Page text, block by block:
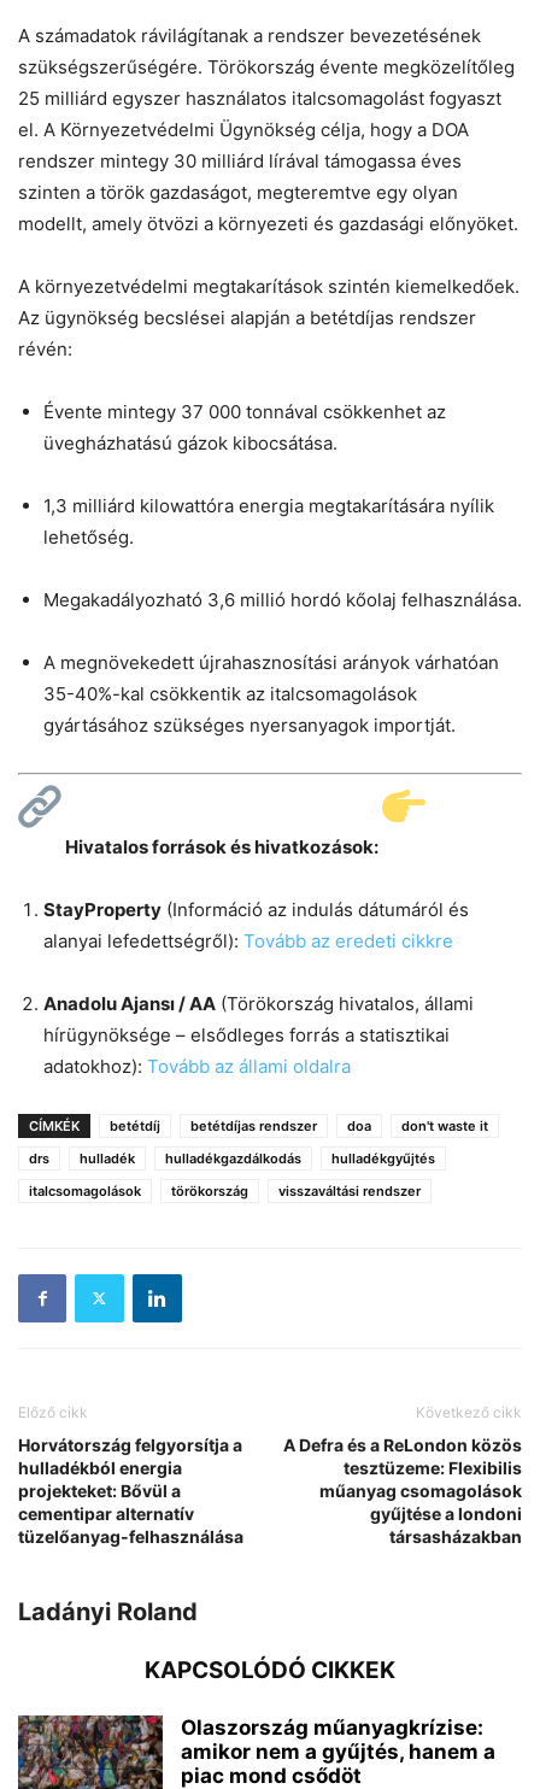
A számadatok rávilágítanak a rendszer bevezetésének
szükségszerűségére. Törökország évente megközelítőleg
25 milliárd egyszer használatos italcsomagolást fogyaszt
el. A Környezetvédelmi Ügynökség célja, hogy a DOA
rendszer mintegy 30 milliárd lírával támogassa éves
szinten a török gazdaságot, megteremtve egy olyan
modellt, amely ötvözi a környezeti és gazdasági előnyöket.
A környezetvédelmi megtakarítások szintén kiemelkedőek.
Az ügynökség becslései alapján a betétdíjas rendszer
révén:
Évente mintegy 37 000 tonnával csökkenhet az
üvegházhatású gázok kibocsátása.
1,3 milliárd kilowattóra energia megtakarítására nyílik
lehetőség.
Megakadályozható 3,6 millió hordó kőolaj felhasználása.
A megnövekedett újrahasznosítási arányok várhatóan
35-40%-kal csökkentik az italcsomagolások
gyártásához szükséges nyersanyagok importját.
Hivatalos források és hivatkozások:
StayProperty (Információ az indulás dátumáról és
alanyai lefedettségről): Tovább az eredeti cikkre
Anadolu Ajansı / AA (Törökország hivatalos, állami
hírügynöksége – elsődleges forrás a statisztikai
adatokhoz): Tovább az állami oldalra
CÍMKÉK betétdíj betétdíjas rendszer doa
don't waste it
drs
hulladék hulladékgazdálkodás
hulladékgyűjtés
italcsomagolások
törökország visszaváltási rendszer
Előző cikk
Horvátország felgyorsítja a
hulladékból energia
projekteket: Bővül a
cementipar alternatív
tüzelőanyag-felhasználása
Következő cikk
A Defra és a ReLondon közös
tesztüzeme: Flexibilis
műanyag csomagolások
gyűjtése a londoni
társasházakban
Ladányi Roland
KAPCSOLÓDÓ CIKKEK
Olaszország műanyagkrízise:
amikor nem a gyűjtés, hanem a
piac mond csődöt